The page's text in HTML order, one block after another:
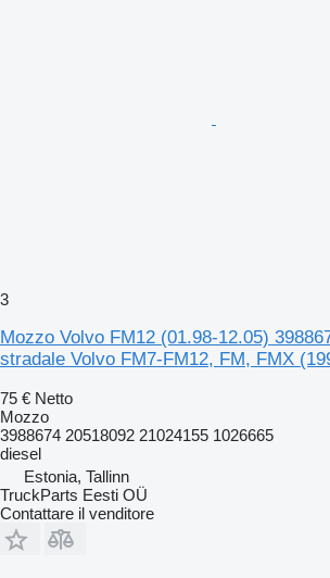
3
Mozzo Volvo FM12 (01.98-12.05)
stradale Volvo FM7-FM12, FM, FMX
75 € Netto
Mozzo
3988674 20518092 21024155 1026665
diesel
Estonia, Tallinn
TruckParts Eesti OÜ
Contattare il venditore